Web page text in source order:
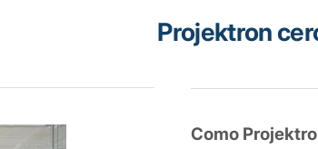
Projektron
Como